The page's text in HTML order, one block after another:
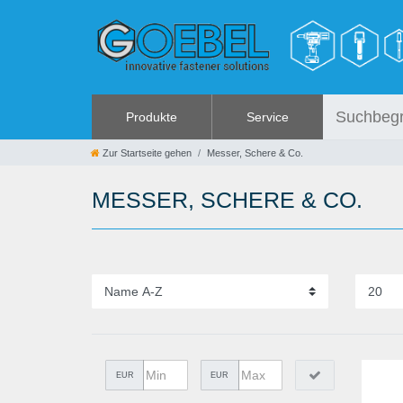
Zur Startseite gehen Messer, Schere & Co.
Produkte
SCHRAUBEN
SPEZIAL NIETE
NIETMUTTERN
SPANN & SCHNELLVERSCHLÜSSE
KLEBEN UND DICHTEN
Service
ANGEBOTE
KATALOGE
FAQ - Häufig gestellte Fragen
MESSER, SCHERE & CO.
EUR EUR